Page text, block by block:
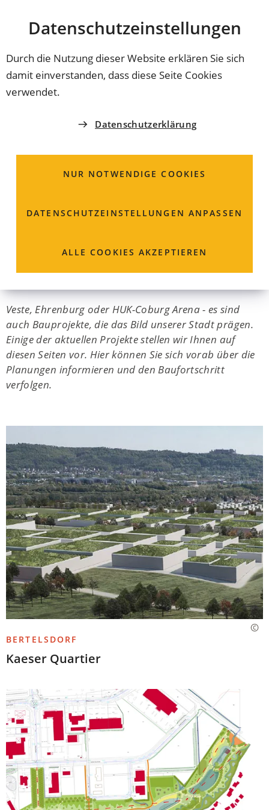
Datenschutz­einstellungen
Durch die Nutzung dieser Website erklären Sie sich
damit einverstanden, dass diese Seite Cookies
verwendet.
Datenschutzerklärung
NUR NOTWENDIGE COOKIES
DATENSCHUTZ­EINSTELLUNGEN ANPASSEN
ALLE COOKIES AKZEPTIEREN
INHALT ANSPRINGEN
Coburg
So verändert sich
Coburg
Veste, Ehrenburg oder HUK-Coburg Arena - es sind
auch Bauprojekte, die das Bild unserer Stadt prägen.
Einige der aktuellen Projekte stellen wir Ihnen auf
diesen Seiten vor. Hier können Sie sich vorab über die
Planungen informieren und den Baufortschritt
verfolgen.
BERTELSDORF
Kaeser Quartier